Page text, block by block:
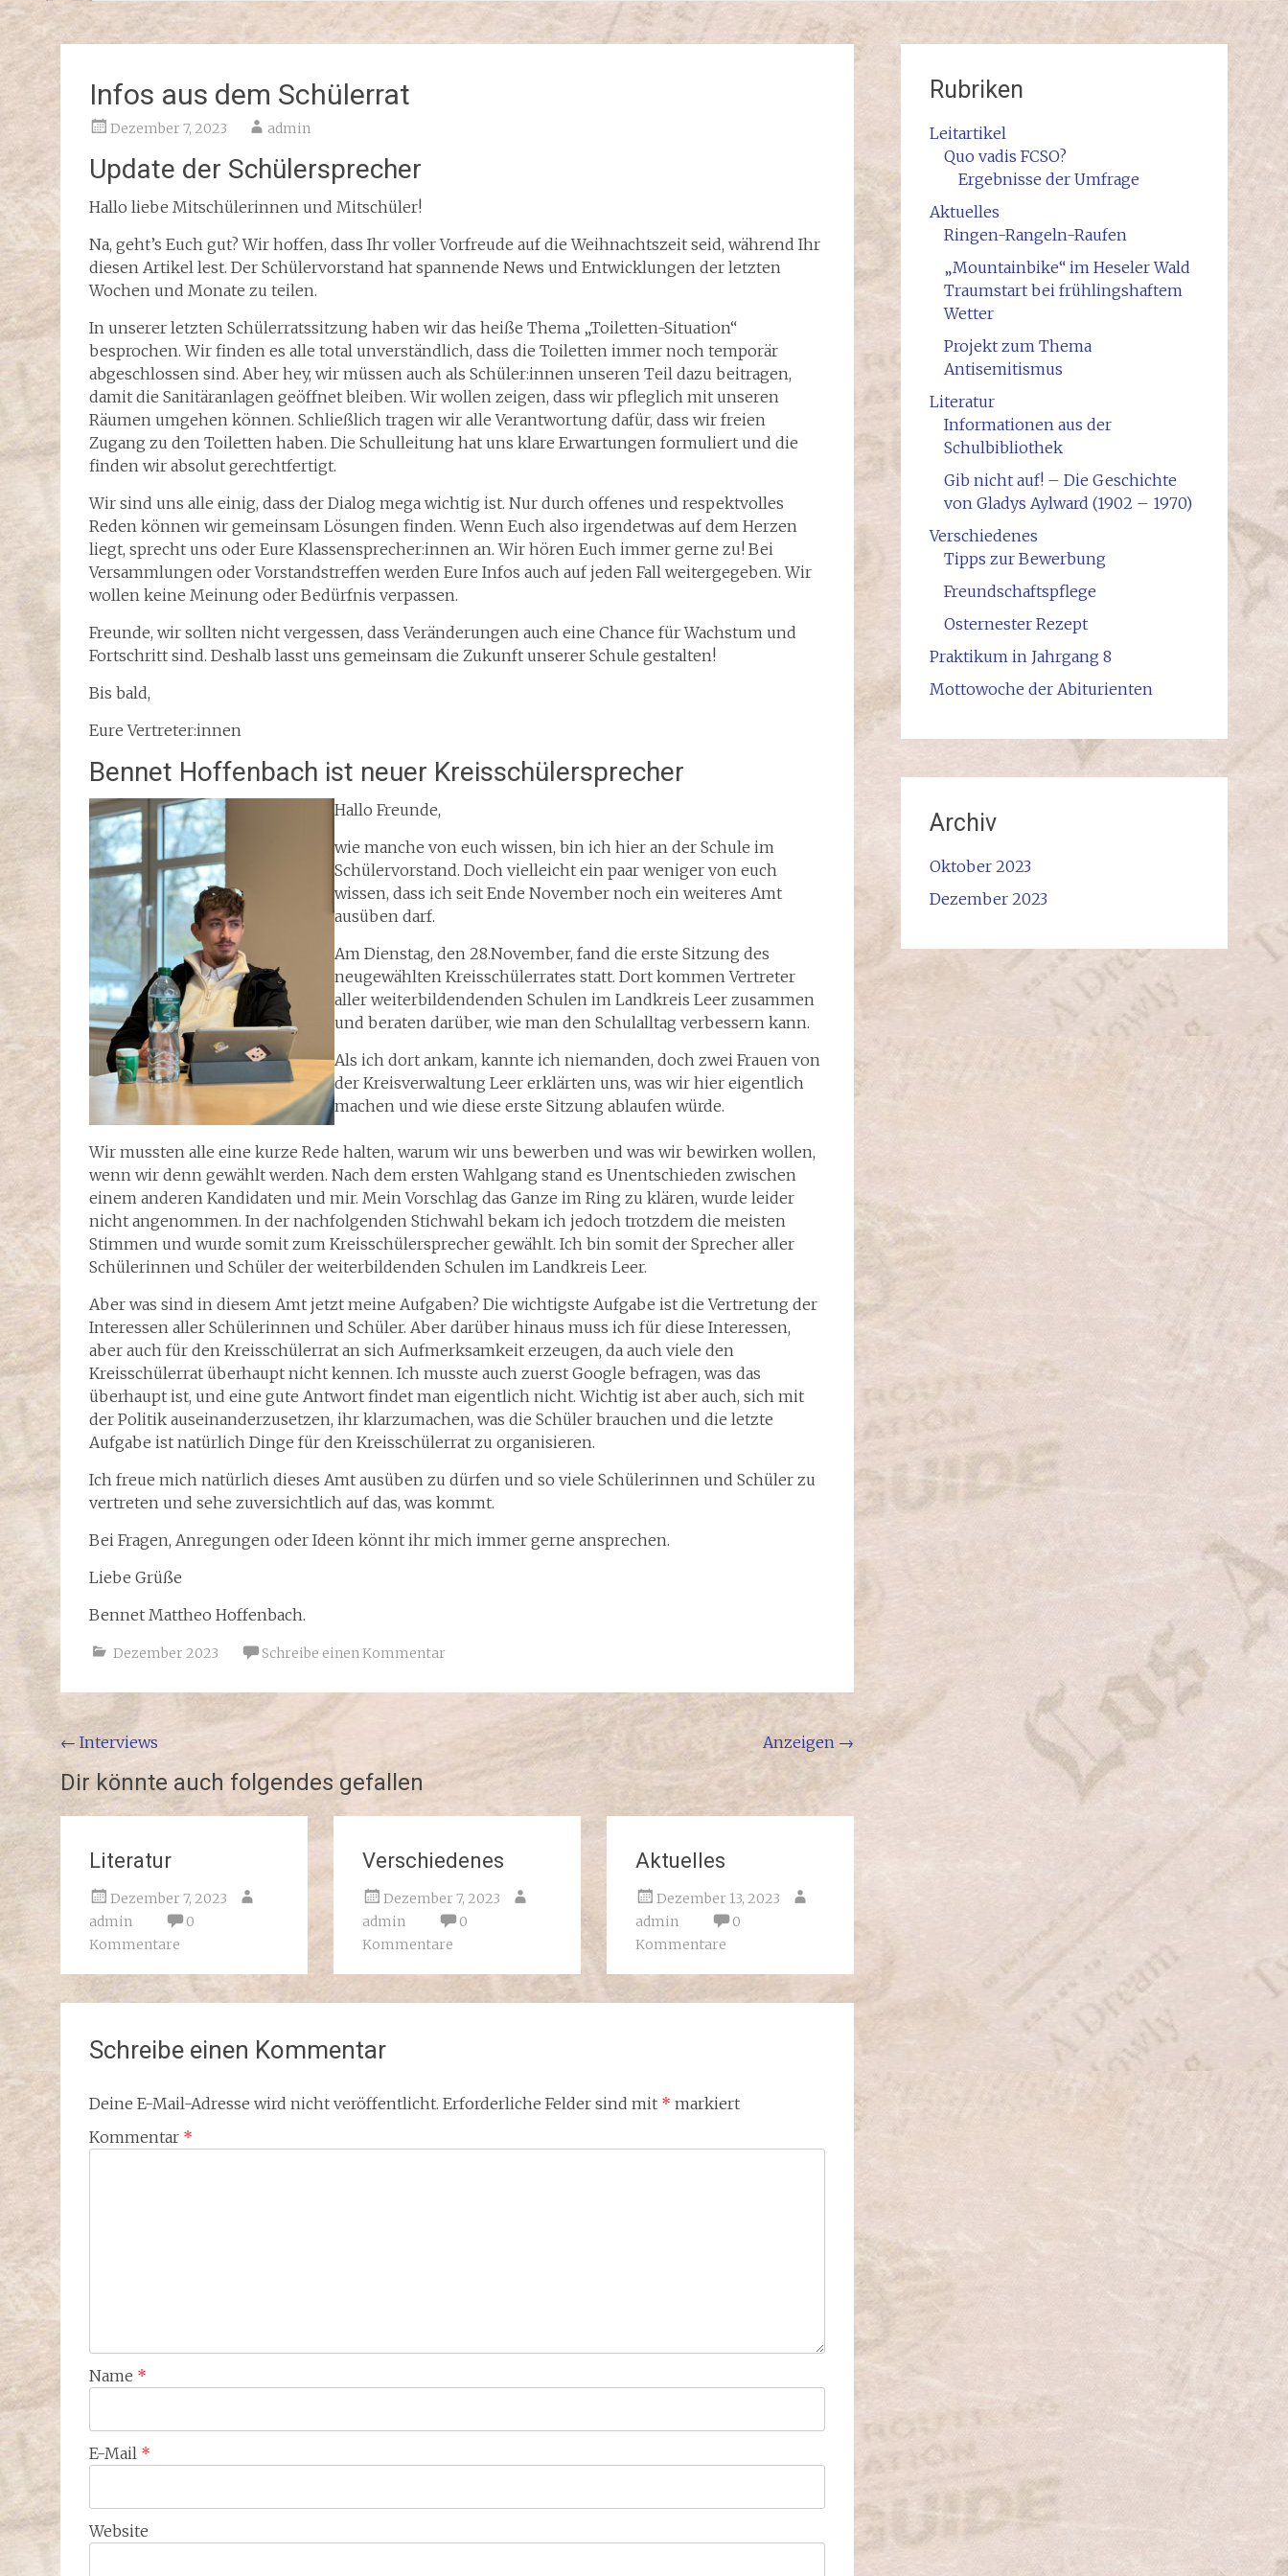
Infos aus dem Schülerrat
Dezember 7, 2023 admin
Update der Schülersprecher
Hallo liebe Mitschülerinnen und Mitschüler!
Na, geht’s Euch gut? Wir hoffen, dass Ihr voller Vorfreude auf die Weihnachtszeit seid, während Ihr
diesen Artikel lest. Der Schülervorstand hat spannende News und Entwicklungen der letzten
Wochen und Monate zu teilen.
In unserer letzten Schülerratssitzung haben wir das heiße Thema „Toiletten-Situation“
besprochen. Wir finden es alle total unverständlich, dass die Toiletten immer noch temporär
abgeschlossen sind. Aber hey, wir müssen auch als Schüler:innen unseren Teil dazu beitragen,
damit die Sanitäranlagen geöffnet bleiben. Wir wollen zeigen, dass wir pfleglich mit unseren
Räumen umgehen können. Schließlich tragen wir alle Verantwortung dafür, dass wir freien
Zugang zu den Toiletten haben. Die Schulleitung hat uns klare Erwartungen formuliert und die
finden wir absolut gerechtfertigt.
Wir sind uns alle einig, dass der Dialog mega wichtig ist. Nur durch offenes und respektvolles
Reden können wir gemeinsam Lösungen finden. Wenn Euch also irgendetwas auf dem Herzen
liegt, sprecht uns oder Eure Klassensprecher:innen an. Wir hören Euch immer gerne zu! Bei
Versammlungen oder Vorstandstreffen werden Eure Infos auch auf jeden Fall weitergegeben. Wir
wollen keine Meinung oder Bedürfnis verpassen.
Freunde, wir sollten nicht vergessen, dass Veränderungen auch eine Chance für Wachstum und
Fortschritt sind. Deshalb lasst uns gemeinsam die Zukunft unserer Schule gestalten!
Bis bald,
Eure Vertreter:innen
Bennet Hoffenbach ist neuer Kreisschülersprecher
Hallo Freunde,
wie manche von euch wissen, bin ich hier an der Schule im
Schülervorstand. Doch vielleicht ein paar weniger von euch
wissen, dass ich seit Ende November noch ein weiteres Amt
ausüben darf.
Am Dienstag, den 28.November, fand die erste Sitzung des
neugewählten Kreisschülerrates statt. Dort kommen Vertreter
aller weiterbildendenden Schulen im Landkreis Leer zusammen
und beraten darüber, wie man den Schulalltag verbessern kann.
Als ich dort ankam, kannte ich niemanden, doch zwei Frauen von
der Kreisverwaltung Leer erklärten uns, was wir hier eigentlich
machen und wie diese erste Sitzung ablaufen würde.
Wir mussten alle eine kurze Rede halten, warum wir uns bewerben und was wir bewirken wollen,
wenn wir denn gewählt werden. Nach dem ersten Wahlgang stand es Unentschieden zwischen
einem anderen Kandidaten und mir. Mein Vorschlag das Ganze im Ring zu klären, wurde leider
nicht angenommen. In der nachfolgenden Stichwahl bekam ich jedoch trotzdem die meisten
Stimmen und wurde somit zum Kreisschülersprecher gewählt. Ich bin somit der Sprecher aller
Schülerinnen und Schüler der weiterbildenden Schulen im Landkreis Leer.
Aber was sind in diesem Amt jetzt meine Aufgaben? Die wichtigste Aufgabe ist die Vertretung der
Interessen aller Schülerinnen und Schüler. Aber darüber hinaus muss ich für diese Interessen,
aber auch für den Kreisschülerrat an sich Aufmerksamkeit erzeugen, da auch viele den
Kreisschülerrat überhaupt nicht kennen. Ich musste auch zuerst Google befragen, was das
überhaupt ist, und eine gute Antwort findet man eigentlich nicht. Wichtig ist aber auch, sich mit
der Politik auseinanderzusetzen, ihr klarzumachen, was die Schüler brauchen und die letzte
Aufgabe ist natürlich Dinge für den Kreisschülerrat zu organisieren.
Ich freue mich natürlich dieses Amt ausüben zu dürfen und so viele Schülerinnen und Schüler zu
vertreten und sehe zuversichtlich auf das, was kommt.
Bei Fragen, Anregungen oder Ideen könnt ihr mich immer gerne ansprechen.
Liebe Grüße
Bennet Mattheo Hoffenbach.
Dezember 2023 Schreibe einen Kommentar
Beitragsnavigation
← Interviews Anzeigen →
Dir könnte auch folgendes gefallen
Literatur
Dezember 7, 2023
admin
0
Kommentare
Verschiedenes
Dezember 7, 2023
admin
0
Kommentare
Aktuelles
Dezember 13, 2023
admin
0
Kommentare
Schreibe einen Kommentar
Deine E-Mail-Adresse wird nicht veröffentlicht. Erforderliche Felder sind mit * markiert
Kommentar *
Name *
E-Mail *
Website
Rubriken
Leitartikel
Quo vadis FCSO?
Ergebnisse der Umfrage
Aktuelles
Ringen-Rangeln-Raufen
„Mountainbike“ im Heseler Wald
Traumstart bei frühlingshaftem
Wetter
Projekt zum Thema
Antisemitismus
Literatur
Informationen aus der
Schulbibliothek
Gib nicht auf! – Die Geschichte
von Gladys Aylward (1902 – 1970)
Verschiedenes
Tipps zur Bewerbung
Freundschaftspflege
Osternester Rezept
Praktikum in Jahrgang 8
Mottowoche der Abiturienten
Archiv
Oktober 2023
Dezember 2023